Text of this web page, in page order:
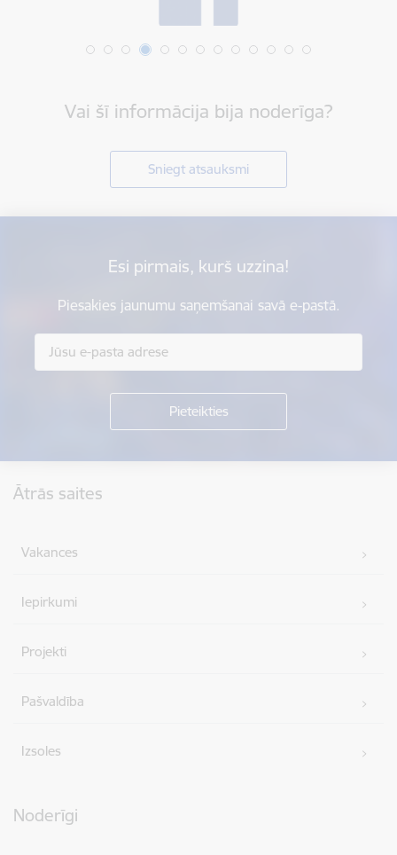
Vai šī informācija bija noderīga?
Sniegt atsauksmi
Esi pirmais, kurš uzzina!
Piesakies jaunumu saņemšanai savā e-pastā.
Ātrās saites
Vakances
Iepirkumi
Projekti
Pašvaldība
Izsoles
Noderīgi